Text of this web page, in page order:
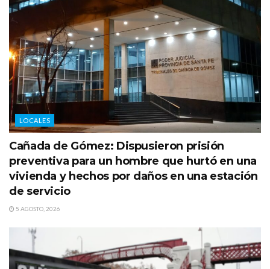
LOCALES
Cañada de Gómez: Dispusieron prisión
preventiva para un hombre que hurtó en una
vivienda y hechos por daños en una estación
de servicio
5 AGOSTO, 2026